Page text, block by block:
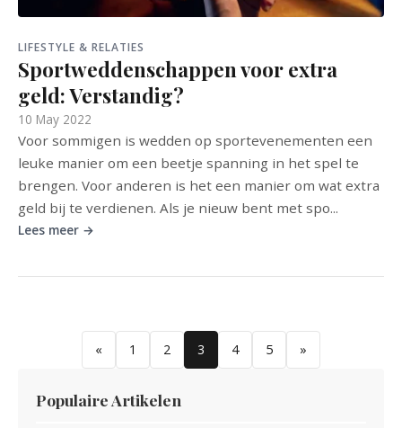
LIFESTYLE & RELATIES
Sportweddenschappen voor extra
geld: Verstandig?
10 May 2022
Voor sommigen is wedden op sportevenementen een
leuke manier om een beetje spanning in het spel te
brengen. Voor anderen is het een manier om wat extra
geld bij te verdienen. Als je nieuw bent met spo...
Lees meer →
« 1 2 3 4 5 »
Populaire Artikelen